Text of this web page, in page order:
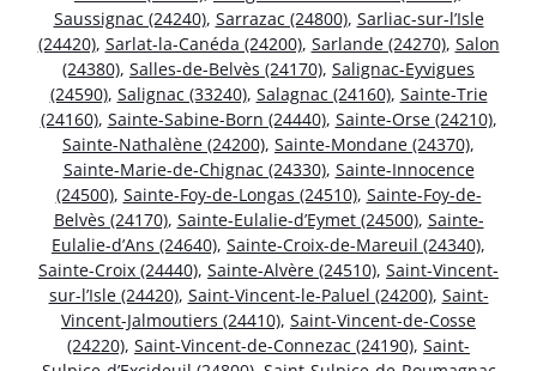
Saussignac (24240), Sarrazac (24800), Sarliac-sur-l’Isle
(24420), Sarlat-la-Canéda (24200), Sarlande (24270), Salon
(24380), Salles-de-Belvès (24170), Salignac-Eyvigues
(24590), Salignac (33240), Salagnac (24160), Sainte-Trie
(24160), Sainte-Sabine-Born (24440), Sainte-Orse (24210),
Sainte-Nathalène (24200), Sainte-Mondane (24370),
Sainte-Marie-de-Chignac (24330), Sainte-Innocence
(24500), Sainte-Foy-de-Longas (24510), Sainte-Foy-de-
Belvès (24170), Sainte-Eulalie-d’Eymet (24500), Sainte-
Eulalie-d’Ans (24640), Sainte-Croix-de-Mareuil (24340),
Sainte-Croix (24440), Sainte-Alvère (24510), Saint-Vincent-
sur-l’Isle (24420), Saint-Vincent-le-Paluel (24200), Saint-
Vincent-Jalmoutiers (24410), Saint-Vincent-de-Cosse
(24220), Saint-Vincent-de-Connezac (24190), Saint-